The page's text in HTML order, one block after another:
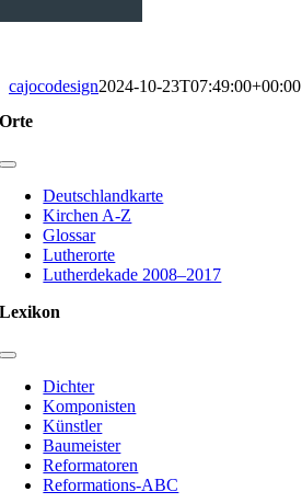
cajocodesign2024-10-23T07:49:00+00:00
Orte
Toggle
NavigationDeutschlandkarte
Kirchen A-Z
Glossar
Lutherorte
Lutherdekade 2008–2017
Lexikon
Toggle
Navigation
Dichter
Komponisten
Künstler
Baumeister
Reformatoren
Reformations-ABC